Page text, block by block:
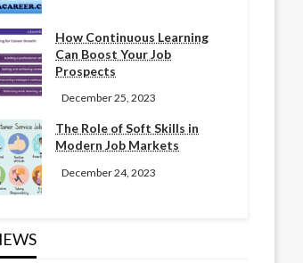
How Continuous Learning
Can Boost Your Job
Prospects
December 25, 2023
The Role of Soft Skills in
Modern Job Markets
December 24, 2023